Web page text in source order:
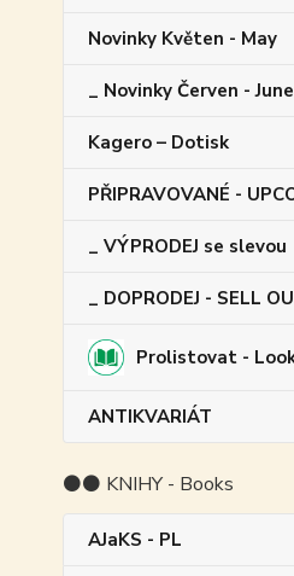
Novinky Květen - May
_ Novinky Červen - June
Kagero – Dotisk
PŘIPRAVOVANÉ -
_ VÝPRODEJ se slevou
_ DOPRODEJ - SELL
Prolistovat -
ANTIKVARIÁT
⚫⚫ KNIHY - Books
AJaKS - PL